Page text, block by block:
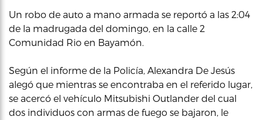
Un robo de auto a mano armada se reportó a las 2:04
de la madrugada del domingo, en la calle 2
Comunidad Rio en Bayamón.
Según el informe de la Policía, Alexandra De Jesús
alegó que mientras se encontraba en el referido lugar,
se acercó el vehículo Mitsubishi Outlander del cual
dos individuos con armas de fuego se bajaron, le